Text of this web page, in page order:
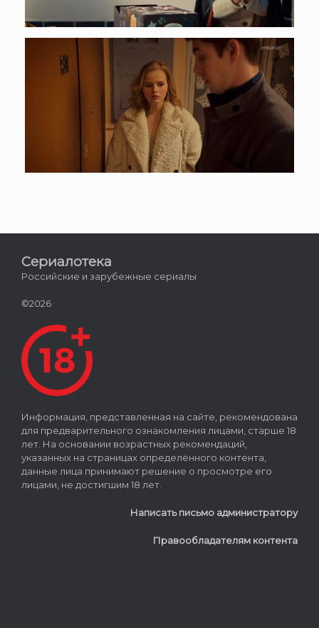
Сериалотека
Российские и зарубежные сериалы
©2026
Информация, представленная на сайте, рекомендована
для предварительного ознакомления лицами, старше 18
лет. На основании возрастных рекомендаций,
указанных на страницах определённого контента,
данные лица принимают решение о просмотре его
лицами, не достигшим 18 лет.
Написать письмо администратору
Правообладателям контента